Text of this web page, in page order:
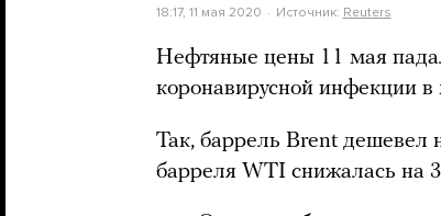
18:17, 11 мая 2020 Источник: Reuters
Нефтяные цены 11 мая
коронавирусной инфекции
Так, баррель Brent дешевел
барреля WTI снижалась на